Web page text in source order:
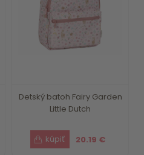
Detský batoh Fairy Garden
Little Dutch
20.19 €